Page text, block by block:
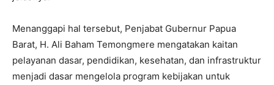
Menanggapi hal tersebut, Penjabat Gubernur Papua
Barat, H. Ali Baham Temongmere mengatakan kaitan
pelayanan dasar, pendidikan, kesehatan, dan infrastruktur
menjadi dasar mengelola program kebijakan untuk